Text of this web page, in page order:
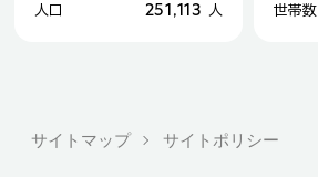
人口 251,113 人 世帯数
サイトマップ サイトポリシー